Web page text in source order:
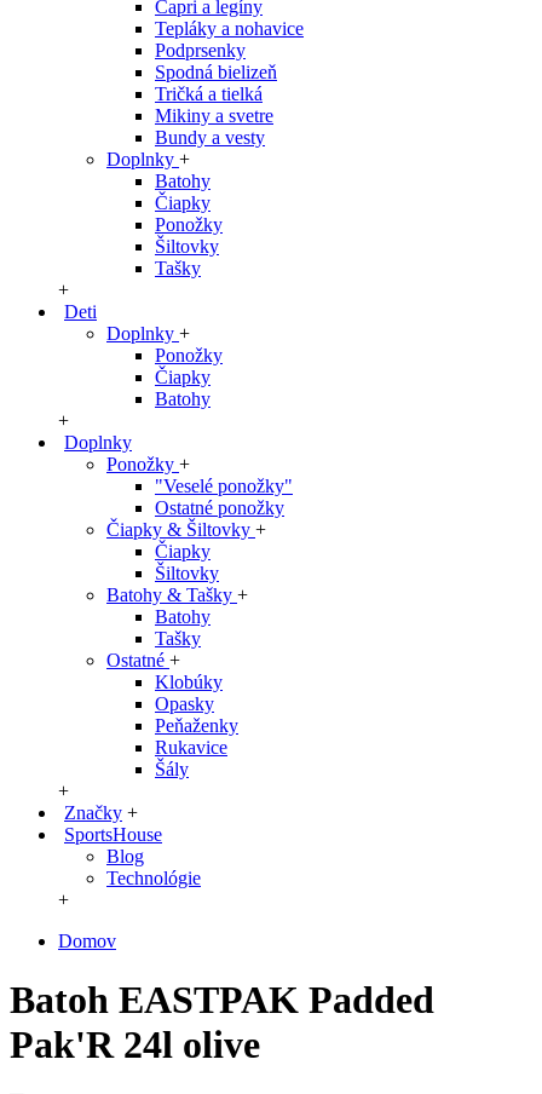
Capri a legíny
Tepláky a nohavice
Podprsenky
Spodná bielizeň
Tričká a tielká
Mikiny a svetre
Bundy a vesty
Doplnky +
Batohy
Čiapky
Ponožky
Šiltovky
Tašky
+
Deti
Doplnky +
Ponožky
Čiapky
Batohy
+
Doplnky
Ponožky +
"Veselé ponožky"
Ostatné ponožky
Čiapky & Šiltovky +
Čiapky
Šiltovky
Batohy & Tašky +
Batohy
Tašky
Ostatné +
Klobúky
Opasky
Peňaženky
Rukavice
Šály
+
Značky +
SportsHouse
Blog
Technológie
+
Domov
Batoh EASTPAK Padded
Pak'R 24l olive